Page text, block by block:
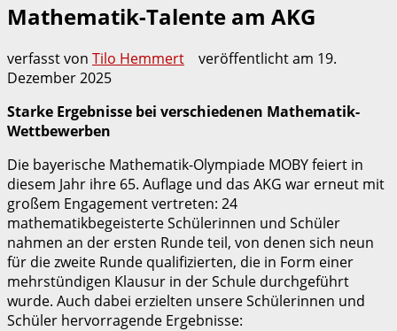
Mathematik-Talente am AKG
verfasst von Tilo Hemmert veröffentlicht am 19.
Dezember 2025
Starke Ergebnisse bei verschiedenen Mathematik-
Wettbewerben
Die bayerische Mathematik-Olympiade MOBY feiert in
diesem Jahr ihre 65. Auflage und das AKG war erneut mit
großem Engagement vertreten: 24
mathematikbegeisterte Schülerinnen und Schüler
nahmen an der ersten Runde teil, von denen sich neun
für die zweite Runde qualifizierten, die in Form einer
mehrstündigen Klausur in der Schule durchgeführt
wurde. Auch dabei erzielten unsere Schülerinnen und
Schüler hervorragende Ergebnisse: